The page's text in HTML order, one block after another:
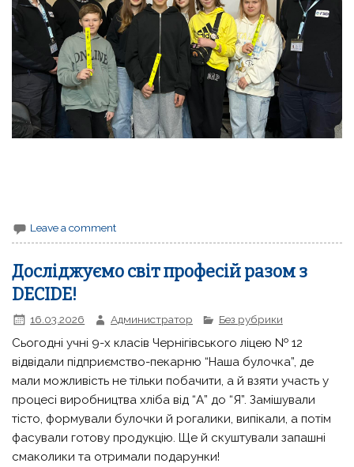
Leave a comment
Досліджуємо світ професій разом з
DECIDE!
16.03.2026 Администратор Без рубрики
Сьогодні учні 9-х класів Чернігівського ліцею № 12
відвідали підприємство-пекарню “Наша булочка”, де
мали можливість не тільки побачити, а й взяти участь у
процесі виробництва хліба від “А” до “Я”. Замішували
тісто, формували булочки й рогалики, випікали, а потім
фасували готову продукцію. Ще й скуштували запашні
смаколики та отримали подарунки!